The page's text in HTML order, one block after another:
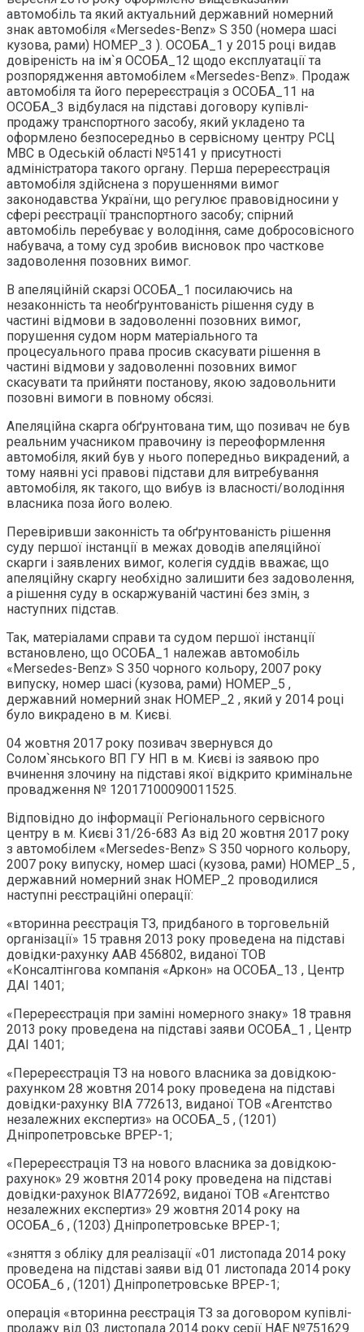
автомобіль та який актуальний державний номерний
знак автомобіля «Mersedes-Benz» S 350 (номера шасі
кузова, рами) НОМЕР_3 ). ОСОБА_1 у 2015 році видав
довіреність на ім`я ОСОБА_12 щодо експлуатації та
розпорядження автомобілем «Mersedes-Benz». Продаж
автомобіля та його перереєстрація з ОСОБА_11 на
ОСОБА_3 відбулася на підставі договору купівлі-
продажу транспортного засобу, який укладено та
оформлено безпосередньо в сервісному центру РСЦ
МВС в Одеській області №5141 у присутності
адміністратора такого органу. Перша перереєстрація
автомобіля здійснена з порушеннями вимог
законодавства України, що регулює правовідносини у
сфері реєстрації транспортного засобу; спірний
автомобіль перебуває у володіння, саме добросовісного
набувача, а тому суд зробив висновок про часткове
задоволення позовних вимог.
В апеляційній скарзі ОСОБА_1 посилаючись на
незаконність та необґрунтованість рішення суду в
частині відмови в задоволенні позовних вимог,
порушення судом норм матеріального та
процесуального права просив скасувати рішення в
частині відмови у задоволенні позовних вимог
скасувати та прийняти постанову, якою задовольнити
позовні вимоги в повному обсязі.
Апеляційна скарга обґрунтована тим, що позивач не був
реальним учасником правочину із переоформлення
автомобіля, який був у нього попередньо викрадений, а
тому наявні усі правові підстави для витребування
автомобіля, як такого, що вибув із власності/володіння
власника поза його волею.
Перевіривши законність та обґрунтованість рішення
суду першої інстанції в межах доводів апеляційної
скарги і заявлених вимог, колегія суддів вважає, що
апеляційну скаргу необхідно залишити без задоволення,
а рішення суду в оскаржуваній частині без змін, з
наступних підстав.
Так, матеріалами справи та судом першої інстанції
встановлено, що ОСОБА_1 належав автомобіль
«Mersedes-Benz» S 350 чорного кольору, 2007 року
випуску, номер шасі (кузова, рами) НОМЕР_5 ,
державний номерний знак НОМЕР_2 , який у 2014 році
було викрадено в м. Києві.
04 жовтня 2017 року позивач звернувся до
Солом`янського ВП ГУ НП в м. Києві із заявою про
вчинення злочину на підставі якої відкрито кримінальне
провадження № 12017100090011525.
Відповідно до інформації Регіонального сервісного
центру в м. Києві 31/26-683 Аз від 20 жовтня 2017 року
з автомобілем «Mersedes-Benz» S 350 чорного кольору,
2007 року випуску, номер шасі (кузова, рами) НОМЕР_5 ,
державний номерний знак НОМЕР_2 проводилися
наступні реєстраційні операції:
«вторинна реєстрація ТЗ, придбаного в торговельній
організації» 15 травня 2013 року проведена на підставі
довідки-рахунку ААВ 456802, виданої ТОВ
«Консалтінгова компанія «Аркон» на ОСОБА_13 , Центр
ДАІ 1401;
«Перереєстрація при заміні номерного знаку» 18 травня
2013 року проведена на підставі заяви ОСОБА_1 , Центр
ДАІ 1401;
«Перереєстрація ТЗ на нового власника за довідкою-
рахунком 28 жовтня 2014 року проведена на підставі
довідки-рахунку ВІА 772613, виданої ТОВ «Агентство
незалежних експертиз» на ОСОБА_5 , (1201)
Дніпропетровське ВРЕР-1;
«Перереєстрація ТЗ на нового власника за довідкою-
рахунок» 29 жовтня 2014 року проведена на підставі
довідки-рахунок ВІА772692, виданої ТОВ «Агентство
незалежних експертиз» 29 жовтня 2014 року на
ОСОБА_6 , (1203) Дніпропетровське ВРЕР-1;
«зняття з обліку для реалізації «01 листопада 2014 року
проведена на підставі заяви від 01 листопада 2014 року
ОСОБА_6 , (1201) Дніпропетровське ВРЕР-1;
операція «вторинна реєстрація ТЗ за договором купівлі-
продажу від 03 листопада 2014 року серії НАЕ №751629